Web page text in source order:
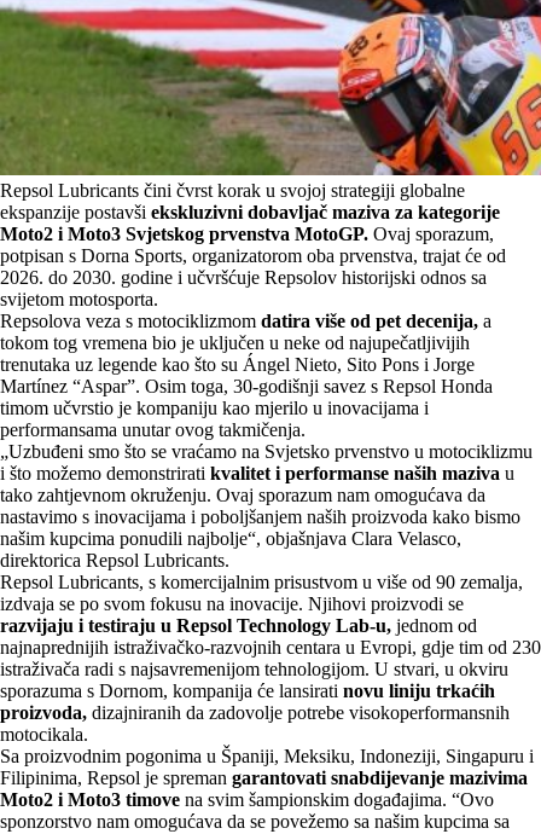
Repsol Lubricants čini čvrst korak u svojoj strategiji globalne
ekspanzije postavši ekskluzivni dobavljač maziva za kategorije
Moto2 i Moto3 Svjetskog prvenstva MotoGP. Ovaj sporazum,
potpisan s Dorna Sports, organizatorom oba prvenstva, trajat će od
2026. do 2030. godine i učvršćuje Repsolov historijski odnos sa
svijetom motosporta.
Repsolova veza s motociklizmom datira više od pet decenija, a
tokom tog vremena bio je uključen u neke od najupečatljivijih
trenutaka uz legende kao što su Ángel Nieto, Sito Pons i Jorge
Martínez “Aspar”. Osim toga, 30-godišnji savez s Repsol Honda
timom učvrstio je kompaniju kao mjerilo u inovacijama i
performansama unutar ovog takmičenja.
„Uzbuđeni smo što se vraćamo na Svjetsko prvenstvo u motociklizmu
i što možemo demonstrirati kvalitet i performanse naših maziva u
tako zahtjevnom okruženju. Ovaj sporazum nam omogućava da
nastavimo s inovacijama i poboljšanjem naših proizvoda kako bismo
našim kupcima ponudili najbolje“, objašnjava Clara Velasco,
direktorica Repsol Lubricants.
Repsol Lubricants, s komercijalnim prisustvom u više od 90 zemalja,
izdvaja se po svom fokusu na inovacije. Njihovi proizvodi se
razvijaju i testiraju u Repsol Technology Lab-u, jednom od
najnaprednijih istraživačko-razvojnih centara u Evropi, gdje tim od 230
istraživača radi s najsavremenijom tehnologijom. U stvari, u okviru
sporazuma s Dornom, kompanija će lansirati novu liniju trkaćih
proizvoda, dizajniranih da zadovolje potrebe visokoperformansnih
motocikala.
Sa proizvodnim pogonima u Španiji, Meksiku, Indoneziji, Singapuru i
Filipinima, Repsol je spreman garantovati snabdijevanje mazivima
Moto2 i Moto3 timove na svim šampionskim događajima. “Ovo
sponzorstvo nam omogućava da se povežemo sa našim kupcima sa